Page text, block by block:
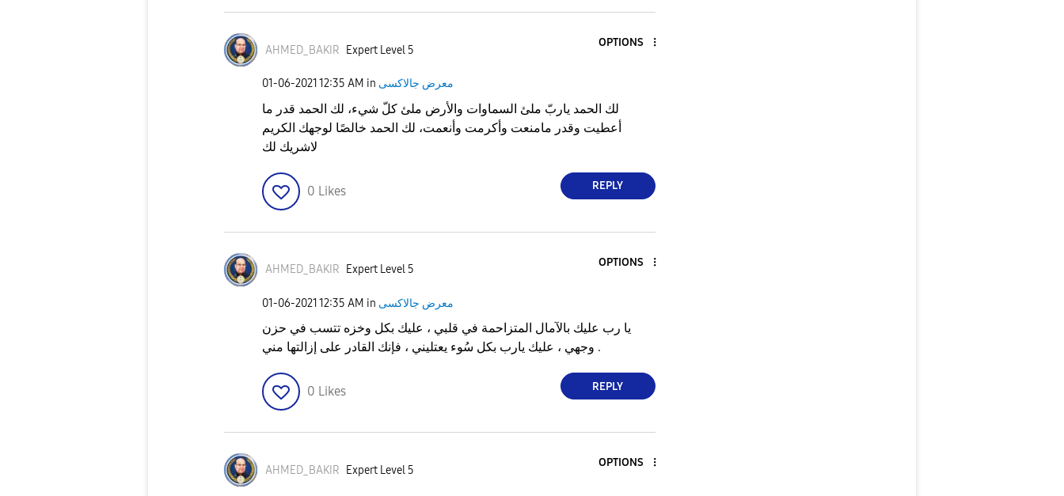
AHMED_BAKIR Expert Level 5
OPTIONS
‎01-06-2021 12:35 AM in معرض جالاكسى
‏لك الحمد ياربّ ملئ السماوات والأرض ملئ كلّ شيء، لك الحمد قدر ما
أعطيت وقدر مامنعت وأكرمت وأنعمت، لك الحمد خالصًا لوجهك الكريم
لاشريك لك
0 Likes REPLY
AHMED_BAKIR Expert Level 5
OPTIONS
‎01-06-2021 12:35 AM in معرض جالاكسى
‏يا رب عليك بالآمال المتزاحمة في قلبي ، عليك بكل وخزه تتسب في حزن
وجهي ، عليك يارب بكل سُوء يعتليني ، فإنك القادر على إزالتها مني .
0 Likes REPLY
AHMED_BAKIR Expert Level 5
OPTIONS